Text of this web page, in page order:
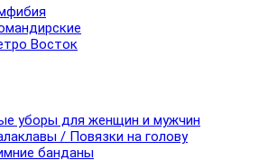
Восток
уборы для женщин и мужчин
/ Повязки на голову
банданы